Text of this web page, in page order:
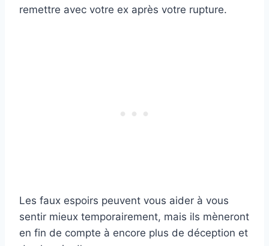
remettre avec votre ex après votre rupture.
Les faux espoirs peuvent vous aider à vous
sentir mieux temporairement, mais ils mèneront
en fin de compte à encore plus de déception et